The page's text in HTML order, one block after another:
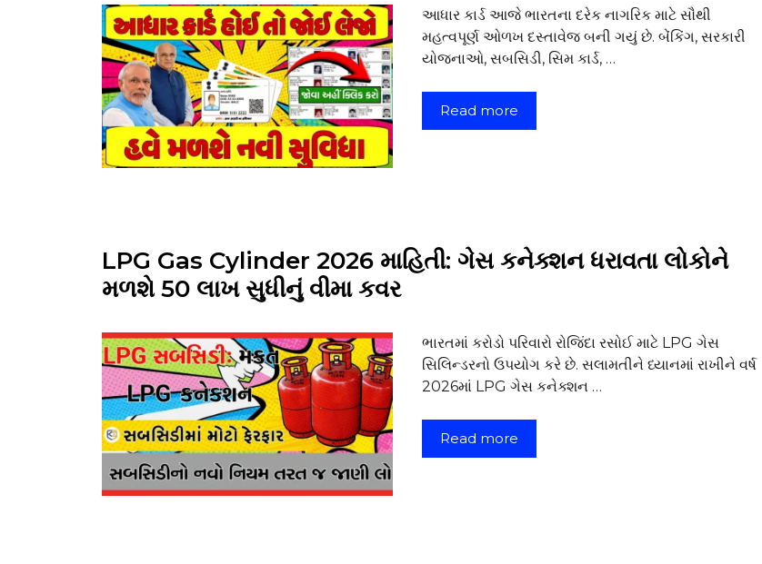
આધાર કાર્ડ આજે ભારતના દરેક નાગરિક માટે સૌથી
મહત્વપૂર્ણ ઓળખ દસ્તાવેજ બની ગયું છે. બેંકિંગ, સરકારી
યોજનાઓ, સબસિડી, સિમ કાર્ડ, …
Read more
LPG Gas Cylinder 2026 માહિતી: ગેસ કનેક્શન ધરાવતા લોકોને
મળશે ₹50 લાખ સુધીનું વીમા કવર
ભારતમાં કરોડો પરિવારો રોજિંદા રસોઈ માટે LPG ગેસ
સિલિન્ડરનો ઉપયોગ કરે છે. સલામતીને ધ્યાનમાં રાખીને વર્ષ
2026માં LPG ગેસ કનેક્શન …
Read more